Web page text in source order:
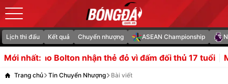
Lịch thi đấu Kết quả Chuyển nhượng ASEAN Championship
Mới nhất:
nhận thẻ đỏ vì đấm đối thủ 17 tuổi Man City săn ngọc
Trang chủ Tin Chuyển Nhượng Bài viết